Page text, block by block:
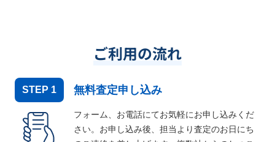
ご利用の流れ
STEP 1 無料査定申し込み
フォーム、お電話にてお気軽にお申し込みくだ
さい。お申し込み後、担当より査定のお日にち